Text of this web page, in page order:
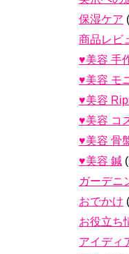
保湿ケア
商品レビ
♥美容 手
♥美容 モ
♥美容
♥美容 コ
♥美容 骨
♥美容 鍼
ガーデニ
おでかけ
お役立ち
アイディ